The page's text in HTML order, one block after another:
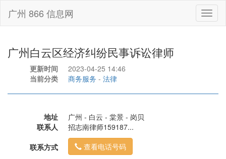
广州 866 信息网
广州白云区经济纠纷民事诉讼律师
更新时间
2023-04-25 14:46
当前分类
商务服务 - 法律
地址
广州 - 白云 - 棠景 - 岗贝
联系人
招志南律师159187...
联系方式
查看电话号码